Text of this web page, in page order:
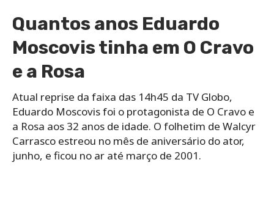
Quantos anos Eduardo
Moscovis tinha em O Cravo
e a Rosa
Atual reprise da faixa das 14h45 da TV Globo,
Eduardo Moscovis foi o protagonista de O Cravo e
a Rosa aos 32 anos de idade. O folhetim de Walcyr
Carrasco estreou no mês de aniversário do ator,
junho, e ficou no ar até março de 2001.